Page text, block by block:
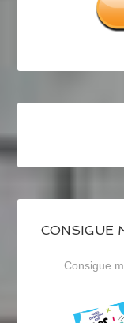
CONSIGUE
Consigue